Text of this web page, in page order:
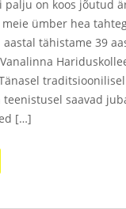
palju on koos jõutud
ümber hea
tähistame 39
traditsioonilisel
saavad
[…]